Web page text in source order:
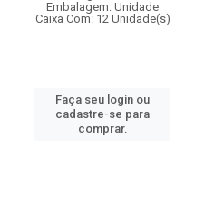
Embalagem: Unidade
Caixa Com: 12 Unidade(s)
Faça seu login ou
cadastre-se para
comprar.